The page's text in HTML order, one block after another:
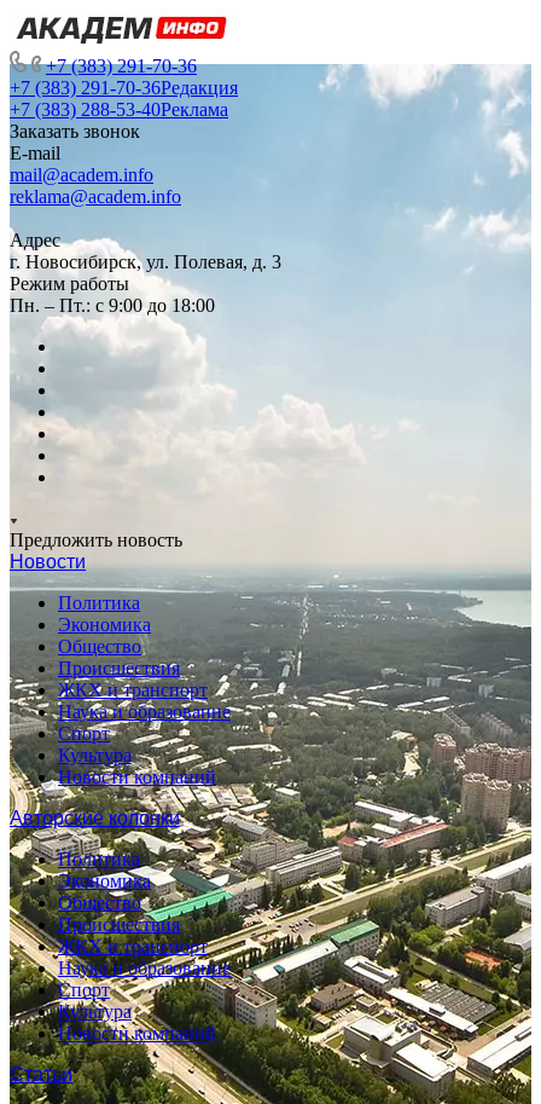
+7 (383) 291-70-36
+7 (383) 291-70-36Редакция
+7 (383) 288-53-40Реклама
Заказать звонок
E-mail
mail@academ.info
reklama@academ.info
Адрес
г. Новосибирск, ул. Полевая, д. 3
Режим работы
Пн. – Пт.: с 9:00 до 18:00
Предложить новость
Новости
Политика
Экономика
Общество
Происшествия
ЖКХ и транспорт
Наука и образование
Спорт
Культура
Новости компаний
Авторские колонки
Политика
Экономика
Общество
Происшествия
ЖКХ и транспорт
Наука и образование
Спорт
Культура
Новости компаний
Статьи